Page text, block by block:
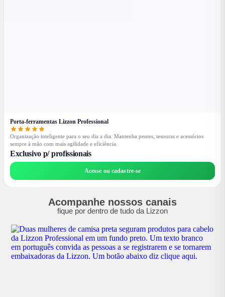
Porta-ferramentas Lizzon Professional
Organização inteligente para o seu dia a dia. Mantenha pentes, tesouras e acessórios
sempre à mão com mais agilidade e eficiência.
Exclusivo p/ profissionais
Acesse ou cadastre-se
Acompanhe nossos canais
fique por dentro de tudo da Lizzon